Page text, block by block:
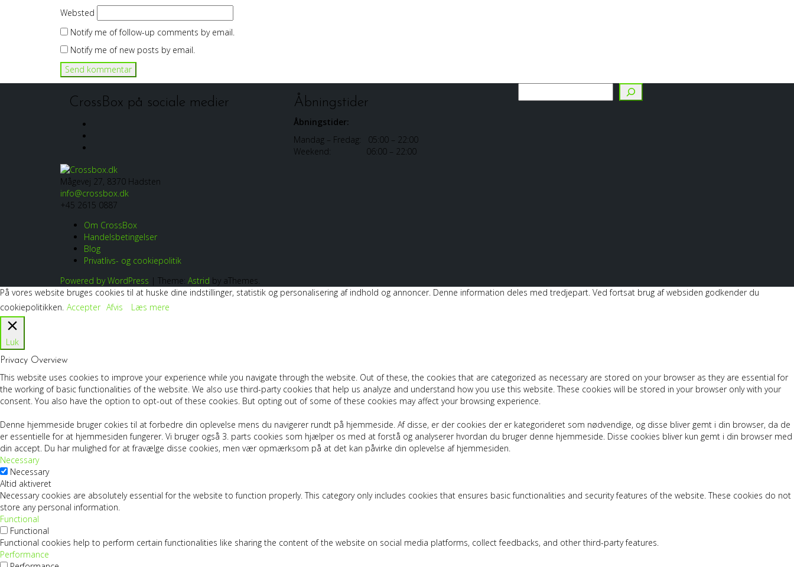
Websted
Notify me of follow-up comments by email.
Notify me of new posts by email.
CrossBox på sociale medier Åbningstider
Åbningstider:
Mandag – Fredag: 05:00 – 22:00
Weekend: 06:00 – 22:00
Mågevej 27, 8370 Hadsten
info@crossbox.dk
+45 2615 0887
Om CrossBox
Handelsbetingelser
Blog
Privatlivs- og cookiepolitik
Powered by WordPress | Theme: Astrid by aThemes.
På vores website bruges cookies til at huske dine indstillinger, statistik og personalisering af indhold og annoncer. Denne information deles med tredjepart. Ved fortsat brug af websiden godkender du
cookiepolitikken. Accepter Afvis Læs mere
Luk
Privacy Overview
This website uses cookies to improve your experience while you navigate through the website. Out of these, the cookies that are categorized as necessary are stored on your browser as they are essential for
the working of basic functionalities of the website. We also use third-party cookies that help us analyze and understand how you use this website. These cookies will be stored in your browser only with your
consent. You also have the option to opt-out of these cookies. But opting out of some of these cookies may affect your browsing experience.
Denne hjemmeside bruger cokies til at forbedre din oplevelse mens du navigerer rundt på hjemmeside. Af disse, er der cookies der er kategorideret som nødvendige, og disse bliver gemt i din browser, da de
er essentielle for at hjemmesiden fungerer. Vi bruger også 3. parts cookies som hjælper os med at forstå og analyserer hvordan du bruger denne hjemmeside. Disse cookies bliver kun gemt i din browser med
din accept. Du har mulighed for at fravælge disse cookies, men vær opmærksom på at det kan påvirke din oplevelse af hjemmesiden.
Necessary
Necessary
Altid aktiveret
Necessary cookies are absolutely essential for the website to function properly. This category only includes cookies that ensures basic functionalities and security features of the website. These cookies do not
store any personal information.
Functional
Functional
Functional cookies help to perform certain functionalities like sharing the content of the website on social media platforms, collect feedbacks, and other third-party features.
Performance